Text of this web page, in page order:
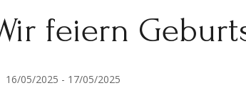
feiern
16/05/2025 - 17/05/2025